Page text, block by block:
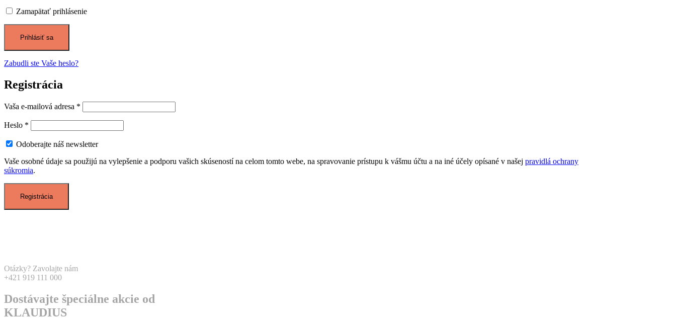
Zamapätať prihlásenie
Zabudli ste Vaše heslo?
Registrácia
Vaša e-mailová adresa *
Heslo *
Odoberajte náš newsletter
Vaše osobné údaje sa použijú na vylepšenie a podporu vašich skúseností na celom tomto webe, na spravovanie prístupu k vášmu účtu a na iné účely opísané v našej pravidlá ochrany
súkromia.
Otázky? Zavolajte nám
+421 919 111 000
Dostávajte špeciálne akcie od
KLAUDIUS